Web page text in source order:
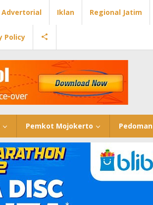
Advertorial Iklan Regional Jatim
Policy
Pemkot Mojokerto Pedoman